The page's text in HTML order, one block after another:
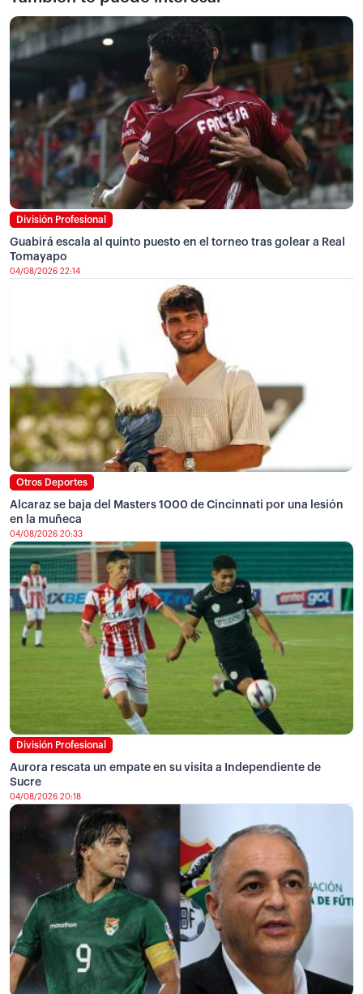
División Profesional
Guabirá escala al quinto puesto en el torneo tras golear a Real
Tomayapo
04/08/2026 22:14
Otros Deportes
Alcaraz se baja del Masters 1000 de Cincinnati por una lesión
en la muñeca
04/08/2026 20:33
División Profesional
Aurora rescata un empate en su visita a Independiente de
Sucre
04/08/2026 20:18